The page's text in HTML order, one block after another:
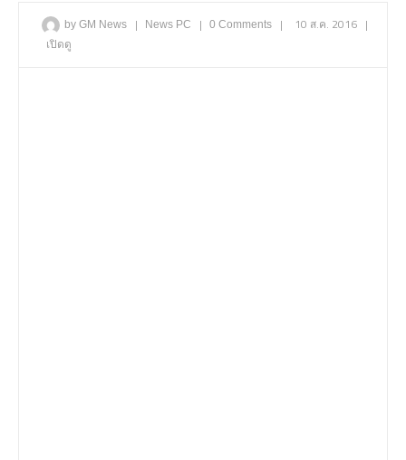
by GM News | News PC | 0 Comments | 10 ส.ค. 2016 |
เปิดดู